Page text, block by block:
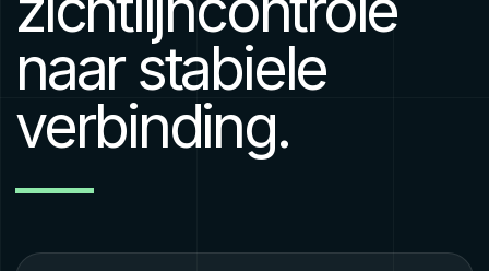
naar stabiele
verbinding.